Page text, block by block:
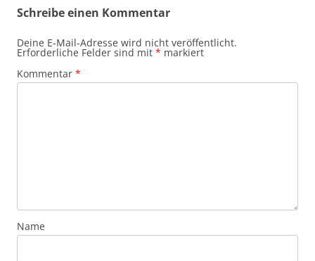
Schreibe einen Kommentar
Deine E-Mail-Adresse wird nicht veröffentlicht.
Erforderliche Felder sind mit * markiert
Kommentar *
Name